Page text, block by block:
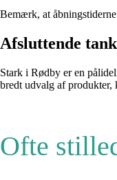
Bemærk, at
Afsluttende
Stark i Rødby er en
bredt udvalg af produkter,
Ofte